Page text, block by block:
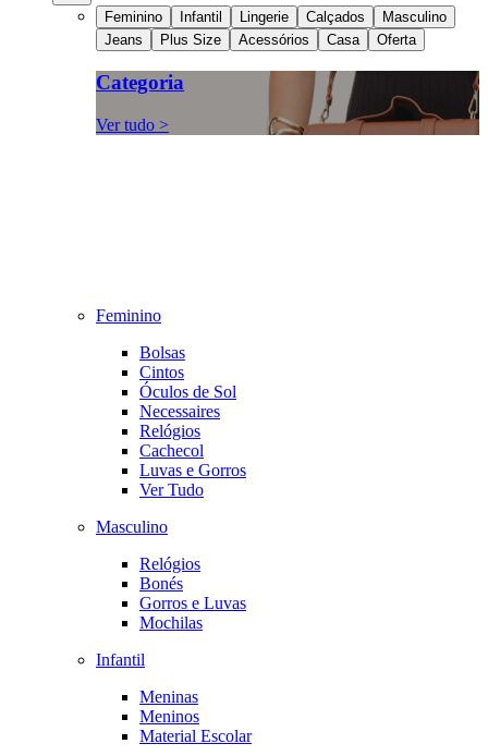
Feminino Infantil Lingerie Calçados
Masculino
Jeans
Plus Size Acessórios Casa Oferta
Categoria
Ver tudo >
Feminino
Bolsas
Cintos
Óculos de Sol
Necessaires
Relógios
Cachecol
Luvas e Gorros
Ver Tudo
Masculino
Relógios
Bonés
Gorros e Luvas
Mochilas
Infantil
Meninas
Meninos
Material Escolar